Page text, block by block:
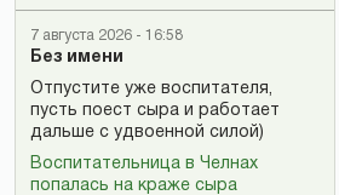
7 августа 2026 - 16:58
Без имени
Отпустите уже воспитателя,
пусть поест сыра и работает
дальше с удвоенной силой)
Воспитательница в Челнах
попалась на краже сыра